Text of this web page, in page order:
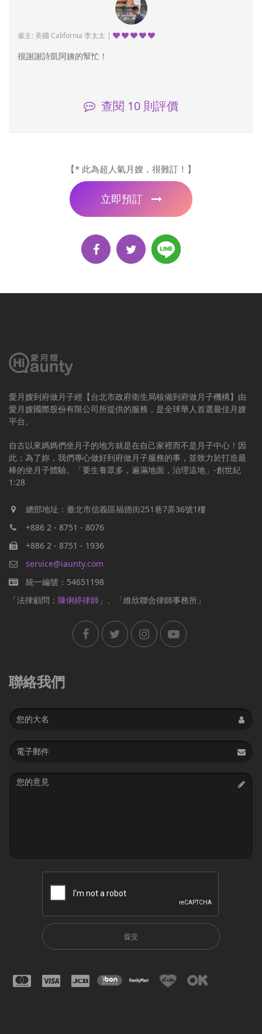
雇主: 美國 California 李太太 |
很謝謝詩凱阿姨的幫忙！
查閱 10 則評價
【* 此為超人氣月嫂，很難訂！】
立即預訂
愛月嫂到府做月子經【台北市政府衛生局核備到府做月子機構】由
愛月嫂國際股份有限公司所提供的服務，是全球華人首選最佳月嫂
平台。
自古以來媽媽們坐月子的地方就是在自己家裡而不是月子中心！因
此；為了妳，我們專心做好到府做月子服務的事，並致力於打造最
棒的坐月子體驗。「要生養眾多，遍滿地面，治理這地」-創世紀
1:28
總部地址：臺北市信義區福德街251巷7弄36號1樓
+886 2 - 8751 - 8076
+886 2 - 8751 - 1936
service@iaunty.com
統一編號：54651198
「法律顧問： 陳俐婷律師 」、「維欣聯合律師事務所」
聯絡我們
Name
Email
address
Message
提交